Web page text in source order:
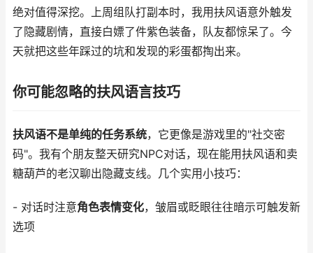
绝对值得深挖。上周组队打副本时，我用扶风语意外触发
了隐藏剧情，直接白嫖了件紫色装备，队友都惊呆了。今
天就把这些年踩过的坑和发现的彩蛋都掏出来。
你可能忽略的扶风语言技巧
扶风语不是单纯的任务系统，它更像是游戏里的"社交密
码"。我有个朋友整天研究NPC对话，现在能用扶风语和卖
糖葫芦的老汉聊出隐藏支线。几个实用小技巧：
- 对话时注意角色表情变化，皱眉或眨眼往往暗示可触发新
选项